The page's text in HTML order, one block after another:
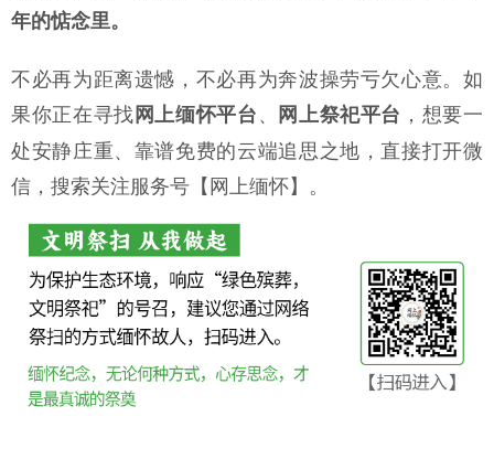
年的惦念里。
不必再为距离遗憾，不必再为奔波操劳亏欠心意。如
果你正在寻找网上缅怀平台、 网上祭祀平台 ，想要一
处安静庄重、靠谱免费的云端追思之地，直接打开微
信，搜索关注服务号【网上缅怀】。